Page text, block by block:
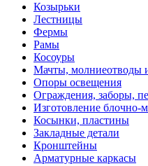
Козырьки
Лестницы
Фермы
Рамы
Косоуры
Мачты, молниеотводы
Опоры освещения
Ограждения, заборы,
Изготовление блочно-
Косынки, пластины
Закладные детали
Кронштейны
Арматурные каркасы